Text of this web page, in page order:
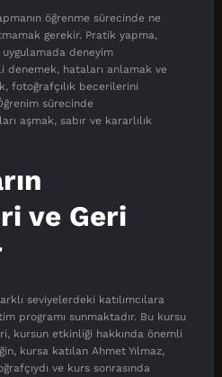
öğrenme sürecinde ne
gerekir. Pratik yapma,
uygulamada deneyim
denemek, hataları anlamak ve
fotoğrafçılık becerilerini
sürecinde
aşmak, sabır ve kararlılık
ve Geri
seviyelerdeki katılımcılara
programı sunmaktadır. Bu kursu
kursun etkinliği hakkında önemli
kursa katılan Ahmet Yılmaz,
ve kurs sonrasında